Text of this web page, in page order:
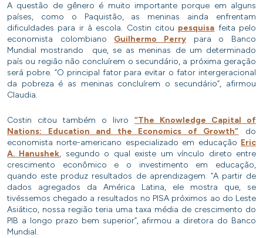
A questão de gênero é muito importante porque em alguns
países, como o Paquistão, as meninas ainda enfrentam
dificuldades para ir à escola. Costin citou pesquisa feita pelo
economista colombiano Guilhermo Perry para o Banco
Mundial mostrando que, se as meninas de um determinado
país ou região não concluírem o secundário, a próxima geração
será pobre. “O principal fator para evitar o fator intergeracional
da pobreza é as meninas concluírem o secundário”, afirmou
Claudia.
Costin citou também o livro “The Knowledge Capital of
Nations: Education and the Economics of Growth” do
economista norte-americano especializado em educação Eric
A. Hanushek, segundo o qual existe um vínculo direto entre
crescimento econômico e o investimento em educação,
quando este produz resultados de aprendizagem. “A partir de
dados agregados da América Latina, ele mostra que, se
tivéssemos chegado a resultados no PISA próximos ao do Leste
Asiático, nossa região teria uma taxa média de crescimento do
PIB a longo prazo bem superior”, afirmou a diretora do Banco
Mundial.